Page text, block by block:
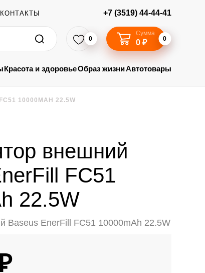
КОНТАКТЫ +7 (3519) 44-44-41
0
Сумма
0 ₽ 0
Красота и здоровьеОбраз жизниАвтотовары
10000MAH 22.5W
внешний
FC51
22.5W
Baseus EnerFill FC51 10000mAh 22.5W